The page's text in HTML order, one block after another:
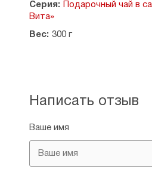
Серия:
Подарочный чай в
Вита»
Вес: 300 г
Написать отзыв
Ваше имя